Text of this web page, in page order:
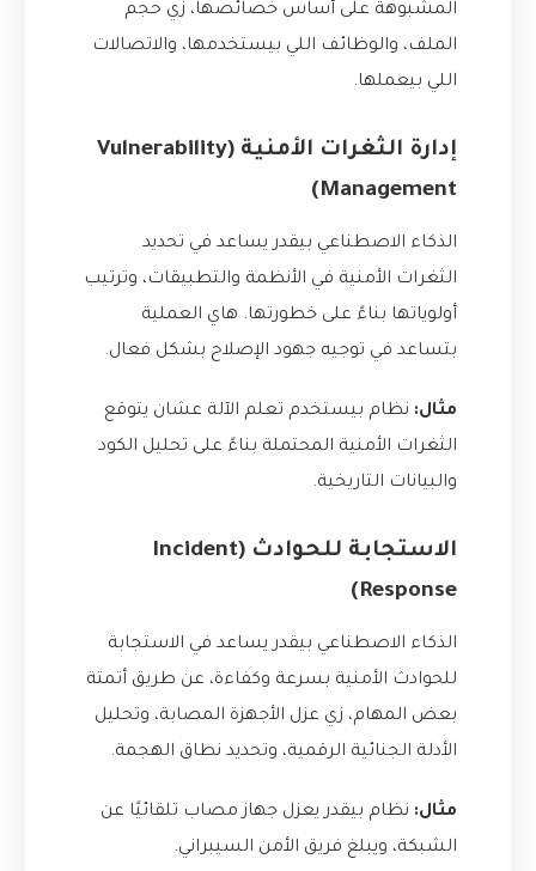
المشبوهة على أساس خصائصها، زي حجم
الملف، والوظائف اللي بيستخدمها، والاتصالات
اللي بيعملها.
إدارة الثغرات الأمنية (Vulnerability
Management)
الذكاء الاصطناعي بيقدر يساعد في تحديد
الثغرات الأمنية في الأنظمة والتطبيقات، وترتيب
أولوياتها بناءً على خطورتها. هاي العملية
بتساعد في توجيه جهود الإصلاح بشكل فعال.
مثال: نظام بيستخدم تعلم الآلة عشان يتوقع
الثغرات الأمنية المحتملة بناءً على تحليل الكود
والبيانات التاريخية.
الاستجابة للحوادث (Incident
Response)
الذكاء الاصطناعي بيقدر يساعد في الاستجابة
للحوادث الأمنية بسرعة وكفاءة، عن طريق أتمتة
بعض المهام، زي عزل الأجهزة المصابة، وتحليل
الأدلة الجنائية الرقمية، وتحديد نطاق الهجمة.
مثال: نظام بيقدر يعزل جهاز مصاب تلقائيًا عن
الشبكة، ويبلغ فريق الأمن السيبراني.